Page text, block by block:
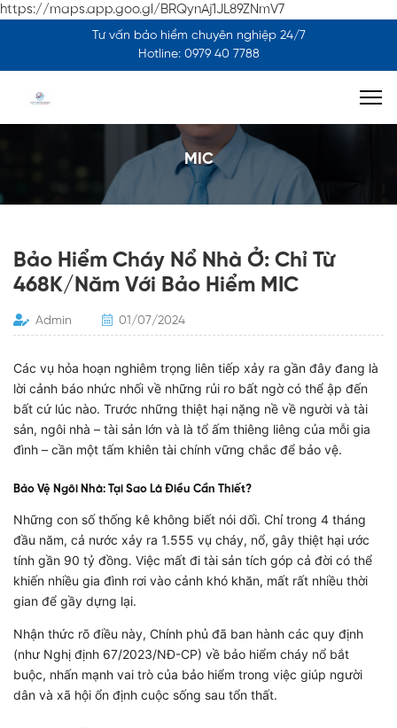
https://maps.app.goo.gl/BRQynAj1JL89ZNmV7
Tư vấn bảo hiểm chuyên nghiệp 24/7
Hotline: 0979 40 7788
MIC
Bảo Hiểm Cháy Nổ Nhà Ở: Chỉ Từ
468K/Năm Với Bảo Hiểm MIC
Admin 01/07/2024
Các vụ hỏa hoạn nghiêm trọng liên tiếp xảy ra gần đây đang là
lời cảnh báo nhức nhối về những rủi ro bất ngờ có thể ập đến
bất cứ lúc nào. Trước những thiệt hại nặng nề về người và tài
sản, ngôi nhà – tài sản lớn và là tổ ấm thiêng liêng của mỗi gia
đình – cần một tấm khiên tài chính vững chắc để bảo vệ.
Bảo Vệ Ngôi Nhà: Tại Sao Là Điều Cần Thiết?
Những con số thống kê không biết nói dối. Chỉ trong 4 tháng
đầu năm, cả nước xảy ra 1.555 vụ cháy, nổ, gây thiệt hại ước
tính gần 90 tỷ đồng. Việc mất đi tài sản tích góp cả đời có thể
khiến nhiều gia đình rơi vào cảnh khó khăn, mất rất nhiều thời
gian để gầy dựng lại.
Nhận thức rõ điều này, Chính phủ đã ban hành các quy định
(như Nghị định 67/2023/NĐ-CP) về bảo hiểm cháy nổ bắt
buộc, nhấn mạnh vai trò của bảo hiểm trong việc giúp người
dân và xã hội ổn định cuộc sống sau tổn thất.